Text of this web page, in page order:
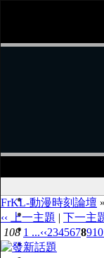
FrKL-動漫時刻論壇 »
‹‹ 上一主題 | 下一主
108 1 ...‹‹2345678910